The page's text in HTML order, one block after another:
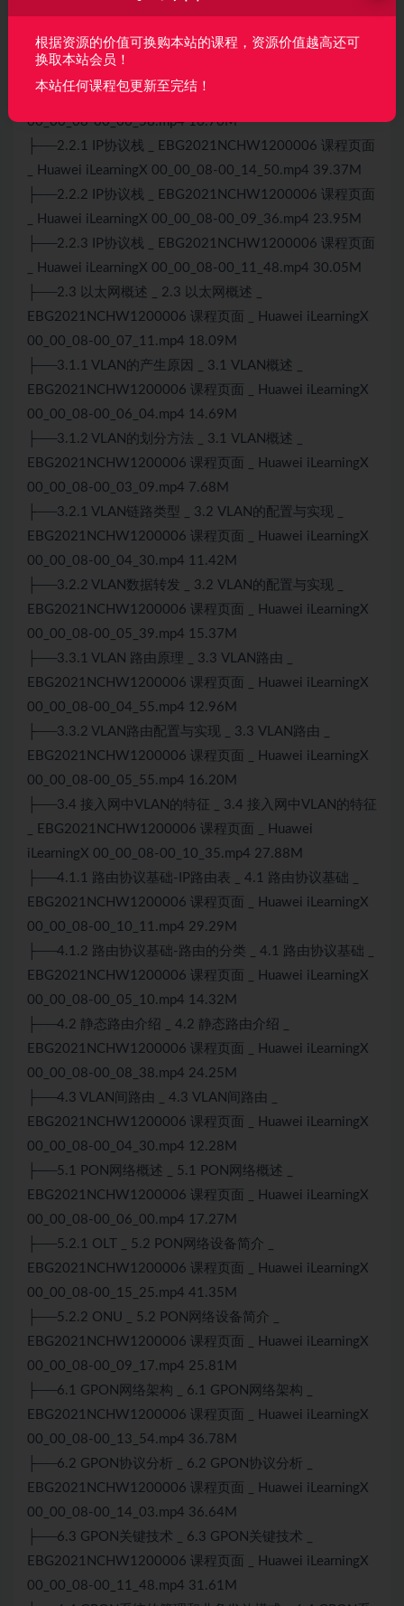
iLearningX 00_00_08-00_23_16.mp4 69.54M
EBG2021NCHW1200006 课程页面 _ Huawei iLearningX
00_00_08-00_06_58.mp4 16.70M
├──2.2.1 IP协议栈 _ EBG2021NCHW1200006 课程页面
_ Huawei iLearningX 00_00_08-00_14_50.mp4 39.37M
├──2.2.2 IP协议栈 _ EBG2021NCHW1200006 课程页面
_ Huawei iLearningX 00_00_08-00_09_36.mp4 23.95M
├──2.2.3 IP协议栈 _ EBG2021NCHW1200006 课程页面
_ Huawei iLearningX 00_00_08-00_11_48.mp4 30.05M
├──2.3 以太网概述 _ 2.3 以太网概述 _
EBG2021NCHW1200006 课程页面 _ Huawei iLearningX
00_00_08-00_07_11.mp4 18.09M
├──3.1.1 VLAN的产生原因 _ 3.1 VLAN概述 _
EBG2021NCHW1200006 课程页面 _ Huawei iLearningX
00_00_08-00_06_04.mp4 14.69M
├──3.1.2 VLAN的划分方法 _ 3.1 VLAN概述 _
EBG2021NCHW1200006 课程页面 _ Huawei iLearningX
00_00_08-00_03_09.mp4 7.68M
├──3.2.1 VLAN链路类型 _ 3.2 VLAN的配置与实现 _
EBG2021NCHW1200006 课程页面 _ Huawei iLearningX
00_00_08-00_04_30.mp4 11.42M
├──3.2.2 VLAN数据转发 _ 3.2 VLAN的配置与实现 _
EBG2021NCHW1200006 课程页面 _ Huawei iLearningX
00_00_08-00_05_39.mp4 15.37M
├──3.3.1 VLAN 路由原理 _ 3.3 VLAN路由 _
EBG2021NCHW1200006 课程页面 _ Huawei iLearningX
00_00_08-00_04_55.mp4 12.96M
├──3.3.2 VLAN路由配置与实现 _ 3.3 VLAN路由 _
EBG2021NCHW1200006 课程页面 _ Huawei iLearningX
00_00_08-00_05_55.mp4 16.20M
├──3.4 接入网中VLAN的特征 _ 3.4 接入网中VLAN的特征
_ EBG2021NCHW1200006 课程页面 _ Huawei
iLearningX 00_00_08-00_10_35.mp4 27.88M
├──4.1.1 路由协议基础-IP路由表 _ 4.1 路由协议基础 _
EBG2021NCHW1200006 课程页面 _ Huawei iLearningX
00_00_08-00_10_11.mp4 29.29M
├──4.1.2 路由协议基础-路由的分类 _ 4.1 路由协议基础 _
EBG2021NCHW1200006 课程页面 _ Huawei iLearningX
00_00_08-00_05_10.mp4 14.32M
├──4.2 静态路由介绍 _ 4.2 静态路由介绍 _
EBG2021NCHW1200006 课程页面 _ Huawei iLearningX
00_00_08-00_08_38.mp4 24.25M
├──4.3 VLAN间路由 _ 4.3 VLAN间路由 _
EBG2021NCHW1200006 课程页面 _ Huawei iLearningX
00_00_08-00_04_30.mp4 12.28M
├──5.1 PON网络概述 _ 5.1 PON网络概述 _
EBG2021NCHW1200006 课程页面 _ Huawei iLearningX
00_00_08-00_06_00.mp4 17.27M
├──5.2.1 OLT _ 5.2 PON网络设备简介 _
EBG2021NCHW1200006 课程页面 _ Huawei iLearningX
00_00_08-00_15_25.mp4 41.35M
├──5.2.2 ONU _ 5.2 PON网络设备简介 _
EBG2021NCHW1200006 课程页面 _ Huawei iLearningX
00_00_08-00_09_17.mp4 25.81M
├──6.1 GPON网络架构 _ 6.1 GPON网络架构 _
EBG2021NCHW1200006 课程页面 _ Huawei iLearningX
00_00_08-00_13_54.mp4 36.78M
├──6.2 GPON协议分析 _ 6.2 GPON协议分析 _
EBG2021NCHW1200006 课程页面 _ Huawei iLearningX
00_00_08-00_14_03.mp4 36.64M
├──6.3 GPON关键技术 _ 6.3 GPON关键技术 _
EBG2021NCHW1200006 课程页面 _ Huawei iLearningX
00_00_08-00_11_48.mp4 31.61M
根据资源的价值可换购本站的课程，资源价值越高还可
换取本站会员！
本站任何课程包更新至完结！